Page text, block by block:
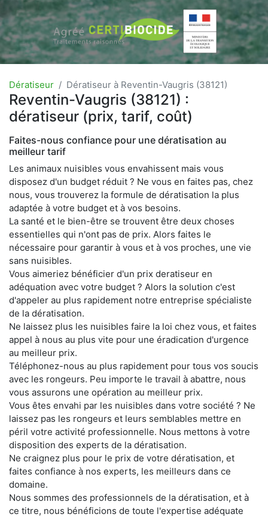
Dératiseur Dératiseur à Reventin-Vaugris (38121)
Reventin-Vaugris (38121) :
dératiseur (prix, tarif, coût)
Faites-nous confiance pour une dératisation au
meilleur tarif
Les animaux nuisibles vous envahissent mais vous
disposez d'un budget réduit ? Ne vous en faites pas, chez
nous, vous trouverez la formule de dératisation la plus
adaptée à votre budget et à vos besoins.
La santé et le bien-être se trouvent être deux choses
essentielles qui n'ont pas de prix. Alors faites le
nécessaire pour garantir à vous et à vos proches, une vie
sans nuisibles.
Vous aimeriez bénéficier d'un prix deratiseur en
adéquation avec votre budget ? Alors la solution c'est
d'appeler au plus rapidement notre entreprise spécialiste
de la dératisation.
Ne laissez plus les nuisibles faire la loi chez vous, et faites
appel à nous au plus vite pour une éradication d'urgence
au meilleur prix.
Téléphonez-nous au plus rapidement pour tous vos soucis
avec les rongeurs. Peu importe le travail à abattre, nous
vous assurons une opération au meilleur prix.
Vous êtes envahi par les nuisibles dans votre société ? Ne
laissez pas les rongeurs et leurs semblables mettre en
péril votre activité professionnelle. Nous mettons à votre
disposition des experts de la dératisation.
Ne craignez plus pour le prix de votre dératisation, et
faites confiance à nos experts, les meilleurs dans ce
domaine.
Nous sommes des professionnels de la dératisation, et à
ce titre, nous bénéficions de toute l'expertise adéquate